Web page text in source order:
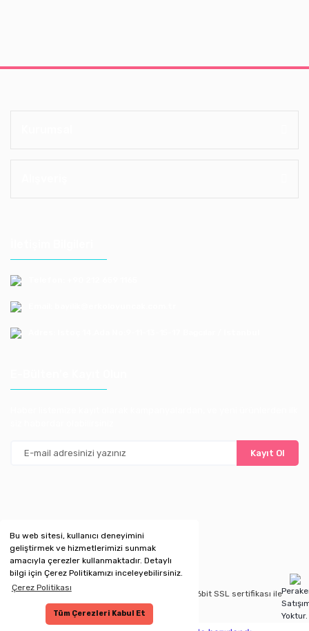
Bu web sitesi, kullanıcı deneyimini
geliştirmek ve hizmetlerimizi sunmak
amacıyla çerezler kullanmaktadır. Detaylı
bilgi için Çerez Politikamızı inceleyebilirsiniz.
Çerez Politikası
Tüm Çerezleri Kabul Et
Kayıt Ol
Copyright 2020 © Kredi kartı bilgileriniz 256bit SSL sertifikası ile
korunmaktadır.
Yoktur.